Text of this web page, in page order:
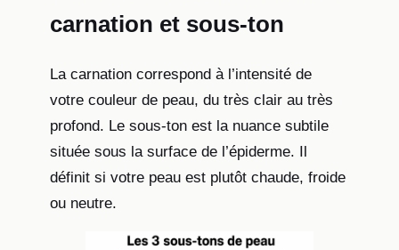
carnation et sous-ton
La carnation correspond à l’intensité de
votre couleur de peau, du très clair au très
profond. Le sous-ton est la nuance subtile
située sous la surface de l’épiderme. Il
définit si votre peau est plutôt chaude, froide
ou neutre.